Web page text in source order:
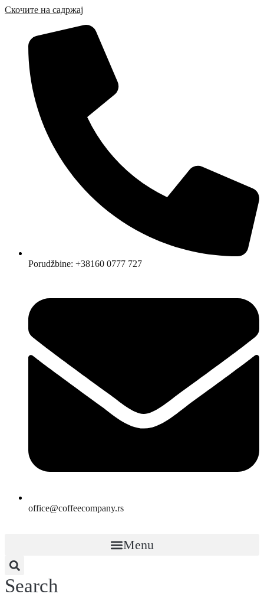
Скочите на садржај
Porudžbine: +38160 0777 727
office@coffeecompany.rs
Menu
Search